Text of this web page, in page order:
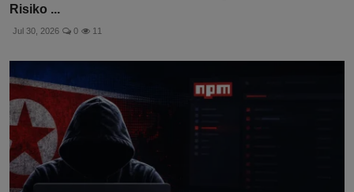
Risiko ...
Jul 30, 2026 0 11